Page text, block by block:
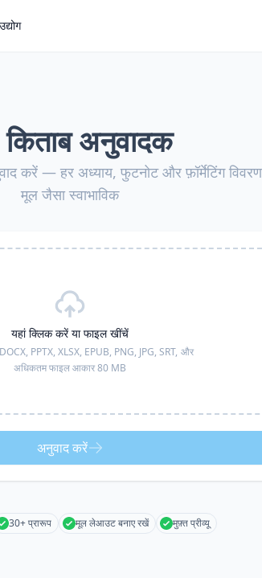
उद्योग
अनुवादक
करें — हर अध्याय, फुटनोट और फ़ॉर्मेटिंग
मूल जैसा स्वाभाविक
यहां क्लिक करें या फाइल खींचें
PPTX, XLSX, EPUB, PNG, JPG, SRT, और
अधिकतम फाइल आकार 80 MB
अनुवाद करें
30+ प्रारूप मूल लेआउट बनाए रखें मुफ़्त प्रीव्यू